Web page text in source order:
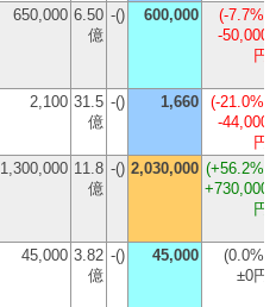
650,000 6.50
億
-() 600,000 (-7.7%
-50,000
円
2,100 31.5
億
-() 1,660 (-21.0%
-44,000
円
1,300,000 11.8
億
-() 2,030,000 (+56.2%
+730,000
円
45,000 3.82
億
-() 45,000 (0.0%
±0円